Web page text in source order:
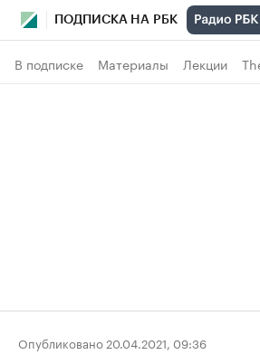
ПОДПИСКА НА РБК
В подписке Материалы Лекции
Опубликовано 20.04.2021, 09:36